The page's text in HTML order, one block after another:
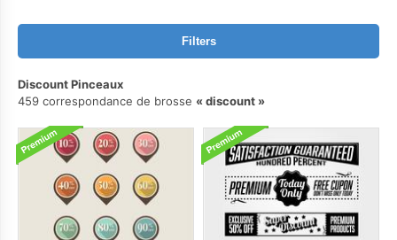
Filters
Discount Pinceaux
459 correspondance de brosse
discount